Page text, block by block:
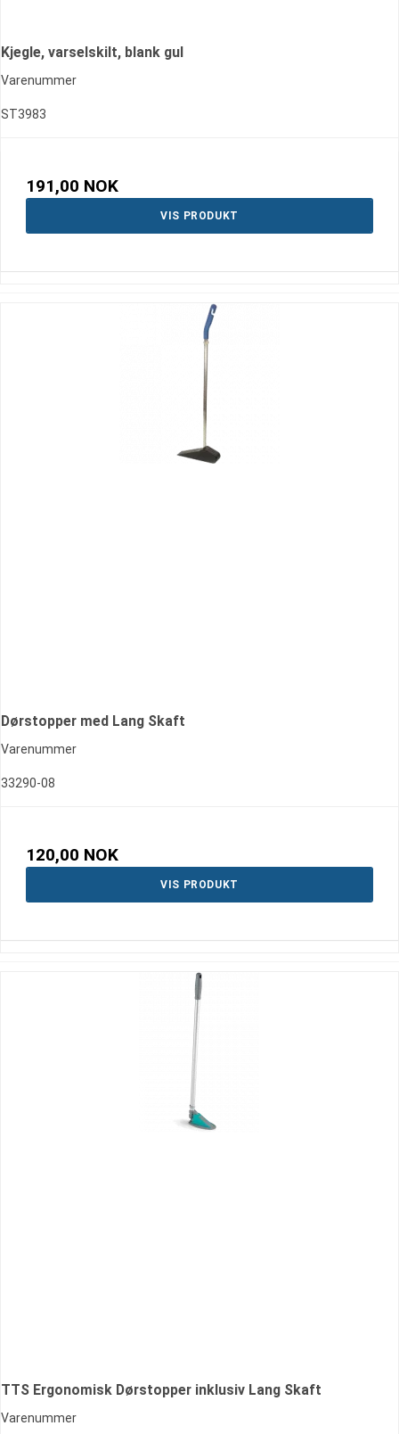
Kjegle, varselskilt, blank gul
Varenummer
ST3983
191,00 NOK
VIS PRODUKT
Dørstopper med Lang Skaft
Varenummer
33290-08
120,00 NOK
VIS PRODUKT
TTS Ergonomisk Dørstopper inklusiv Lang Skaft
Varenummer